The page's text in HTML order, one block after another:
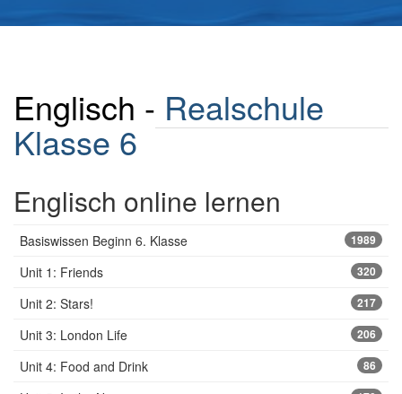
Englisch - Realschule
Klasse 6
Englisch online lernen
Basiswissen Beginn 6. Klasse 1989
Unit 1: Friends 320
Unit 2: Stars! 217
Unit 3: London Life 206
Unit 4: Food and Drink 86